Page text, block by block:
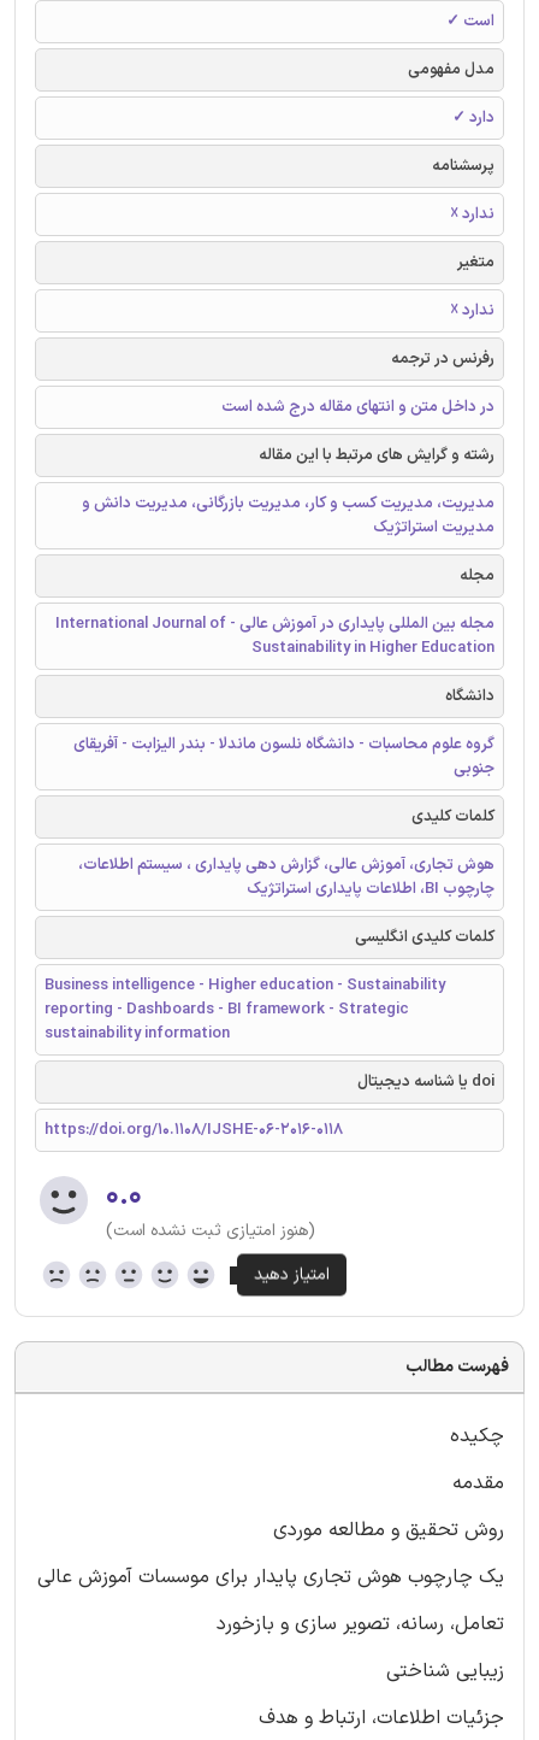
است ✓
مدل مفهومی
دارد ✓
پرسشنامه
ندارد ☓
متغیر
ندارد ☓
رفرنس در ترجمه
در داخل متن و انتهای مقاله درج شده است
رشته و گرایش های مرتبط با این مقاله
مدیریت، مدیریت کسب و کار، مدیریت بازرگانی، مدیریت دانش و
مدیریت استراتژیک
مجله
مجله بین المللی پایداری در آموزش عالی - International Journal of
Sustainability in Higher Education
دانشگاه
گروه علوم محاسبات - دانشگاه نلسون ماندلا - بندر الیزابت - آفریقای
جنوبی
کلمات کلیدی
هوش تجاری، آموزش عالی، گزارش دهی پایداری ، سیستم اطلاعات،
چارچوب BI، اطلاعات پایداری استراتژیک
کلمات کلیدی انگلیسی
Business intelligence - Higher education - Sustainability
reporting - Dashboards - BI framework - Strategic
sustainability information
doi یا شناسه دیجیتال
https://doi.org/10.1108/IJSHE-06-2016-0118
۰.۰
(هنوز امتیازی ثبت نشده است)
فهرست مطالب
چکیده
مقدمه
روش تحقیق و مطالعه موردی
یک چارچوب هوش تجاری پایدار برای موسسات آموزش عالی
تعامل، رسانه، تصویر سازی و بازخورد
زیبایی شناختی
جزئیات اطلاعات، ارتباط و هدف